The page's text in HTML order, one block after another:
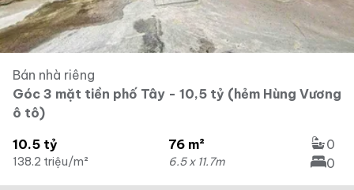
Bán nhà riêng
Góc 3 mặt tiền phố Tây - 10,5 tỷ (hẻm Hùng Vương
ô tô)
10.5 tỷ
138.2 triệu/m²
76 m²
6.5 x 11.7m
0
0